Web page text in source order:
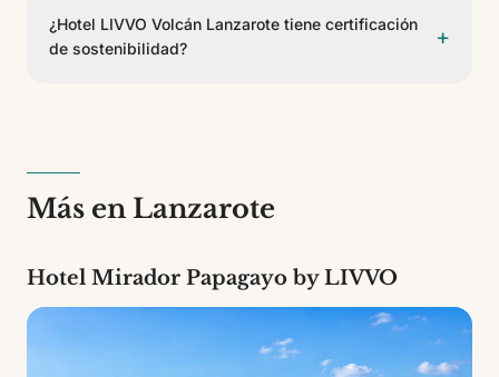
habitaciones de 10 tipos diferentes. Es un
establecimiento de 5 estrellas.
¿Hotel LIVVO Volcán Lanzarote tiene certificación
de sostenibilidad?
+
garantiza prácticas de turismo sostenible y respeto
por el entorno.
Más en Lanzarote
Hotel Mirador Papagayo by LIVVO